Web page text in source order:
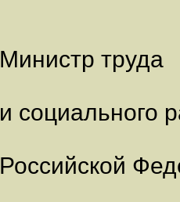
Министр труда
и социального
Российской